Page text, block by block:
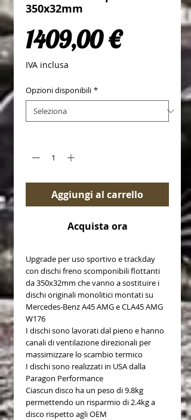
350x32mm
1409,00 €Prezzo
IVA inclusa
Opzioni disponibili *
Aggiungi al carrello
Acquista ora
Upgrade per uso sportivo e trackday
con dischi freno scomponibili flottanti
da 350x32mm che vanno a sostituire i
dischi originali monolitici montati su
Mercedes-Benz A45 AMG e CLA45 AMG
W176
I dischi sono lavorati dal pieno e hanno
canali di ventilazione direzionali per
massimizzare lo scambio termico
I dischi sono realizzati in USA dalla
Paragon Performance
Ciascun disco ha un peso di 9.8kg
permettendo un risparmio di 2.4kg a
disco rispetto agli OEM